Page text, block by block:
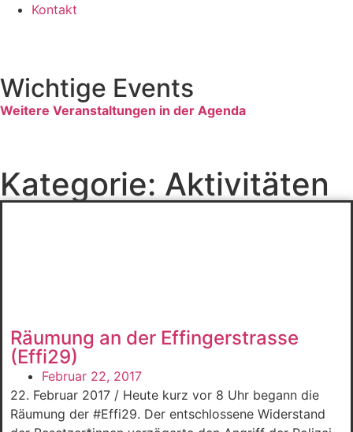
Kontakt
Wichtige Events
Weitere Veranstaltungen in der Agenda
Kategorie: Aktivitäten
Räumung an der Effingerstrasse
(Effi29)
Februar 22, 2017
22. Februar 2017 / Heute kurz vor 8 Uhr begann die
Räumung der #Effi29. Der entschlossene Widerstand